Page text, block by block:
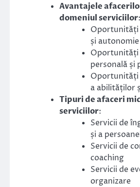
Avantajele
domeniul serviciilor:
și autonomie
Oportunități
personală și
Oportunități
a abilităților
Tipuri de afaceri
serviciilor:
Servicii de
și a
Servicii de
coaching
Servicii de
organizare